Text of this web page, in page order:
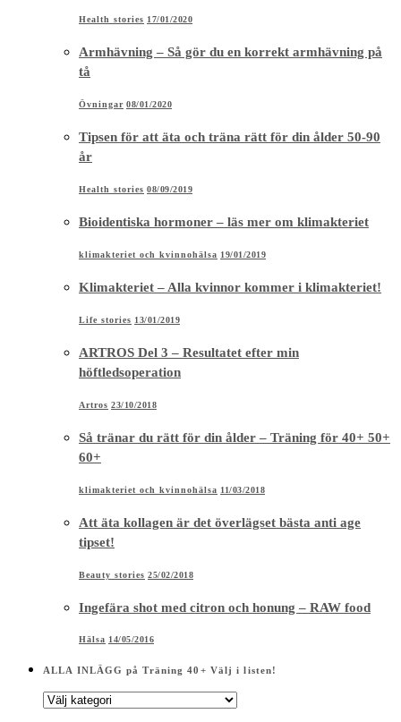
Health stories 17/01/2020
Armhävning – Så gör du en korrekt armhävning på
tå
Övningar 08/01/2020
Tipsen för att äta och träna rätt för din ålder 50-90
år
Health stories 08/09/2019
Bioidentiska hormoner – läs mer om klimakteriet
klimakteriet och kvinnohälsa 19/01/2019
Klimakteriet – Alla kvinnor kommer i klimakteriet!
Life stories 13/01/2019
ARTROS Del 3 – Resultatet efter min
höftledsoperation
Artros 23/10/2018
Så tränar du rätt för din ålder – Träning för 40+ 50+
60+
klimakteriet och kvinnohälsa 11/03/2018
Att äta kollagen är det överlägset bästa anti age
tipset!
Beauty stories 25/02/2018
Ingefära shot med citron och honung – RAW food
Hälsa 14/05/2016
ALLA INLÄGG på Träning 40+ Välj i listen!
ALLA